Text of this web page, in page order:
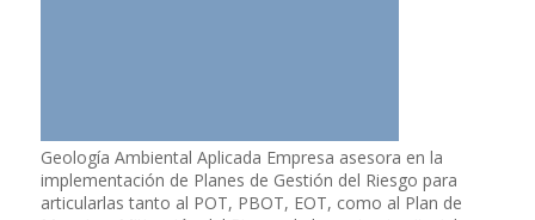
Geología Ambiental Aplicada Empresa asesora en la
implementación de Planes de Gestión del Riesgo para
articularlas tanto al POT, PBOT, EOT, como al Plan de